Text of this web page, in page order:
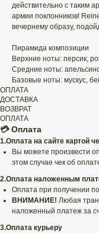
действительно с таким
армии поклонников!
вечернему образу,
Пирамида композиции
Верхние ноты: персик,
Средние ноты:
Базовые ноты: мускус,
ОПЛАТА
ДОСТАВКА
ВОЗВРАТ
ОПЛАТА
💳 Оплата
1.Оплата на сайте картой
Вы можете произвести
этом случае чек об
2.Оплата наложенным
Оплата при получении
ВНИМАНИЕ! Любая
наложенный платеж за
3.Оплата курьеру